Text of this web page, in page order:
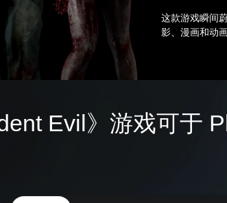
这款游戏瞬间
影、漫画和动画
Evil》游戏可于